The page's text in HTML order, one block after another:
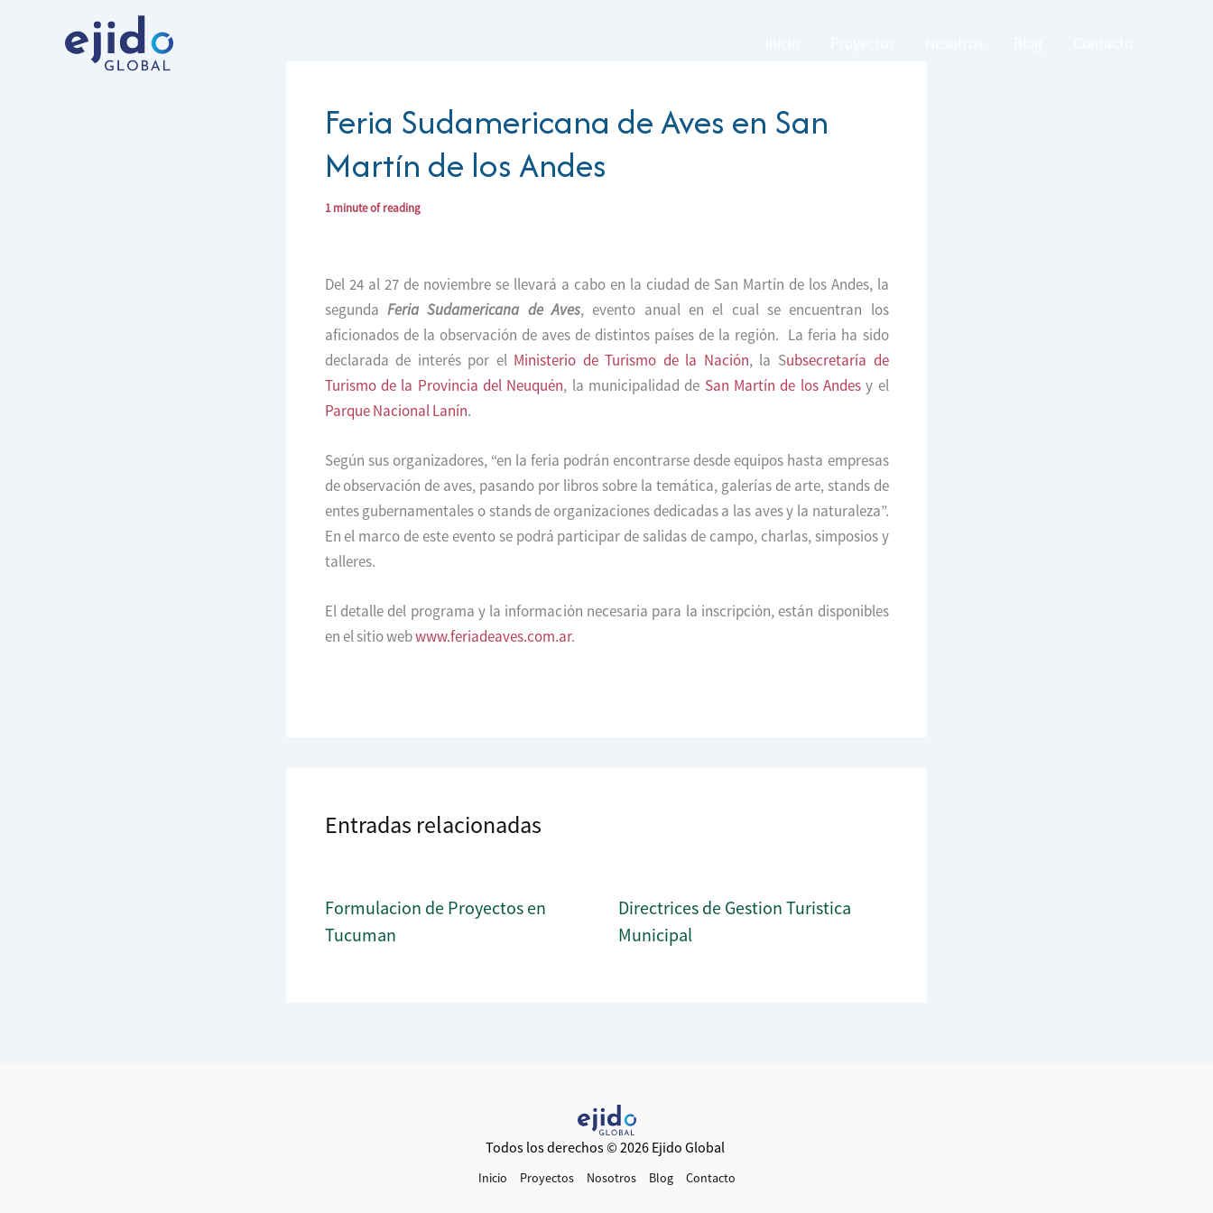
Feria Sudamericana de Aves en San
Martín de los Andes
1 minute of reading
Del 24 al 27 de noviembre se llevará a cabo en la ciudad de San Martín de los Andes, la
segunda Feria Sudamericana de Aves, evento anual en el cual se encuentran los
aficionados de la observación de aves de distintos países de la región. La feria ha sido
declarada de interés por el Ministerio de Turismo de la Nación, la Subsecretaría de
Turismo de la Provincia del Neuquén, la municipalidad de San Martín de los Andesy el
Parque Nacional Lanín.
Según sus organizadores, “en la feria podrán encontrarse desde equipos hasta empresas
de observación de aves, pasando por libros sobre la temática, galerías de arte, stands de
entes gubernamentales o stands de organizaciones dedicadas a las aves y la naturaleza”.
En el marco de este evento se podrá participar de salidas de campo, charlas, simposios y
talleres.
El detalle del programa y la información necesaria para la inscripción, están disponibles
en el sitio webwww.feriadeaves.com.ar.
Entradas relacionadas
Formulacion de Proyectos en
Tucuman
Directrices de Gestion Turistica
Municipal
Todos los derechos © 2026 Ejido Global
Inicio Proyectos Nosotros Blog Contacto